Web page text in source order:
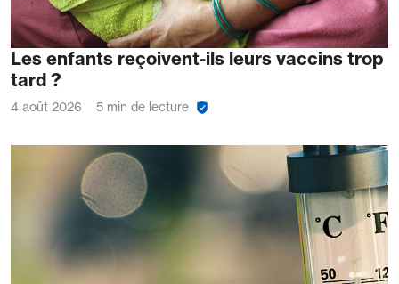
Les enfants reçoivent-ils leurs vaccins trop
tard ?
4 août 2026 5 min de lecture